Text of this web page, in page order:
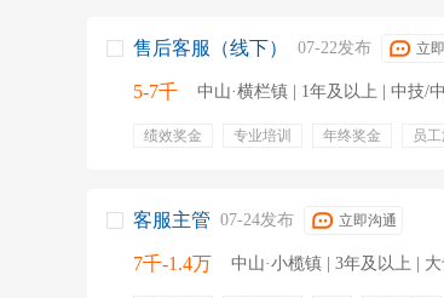
售后客服（线下） 07-22发布 立
5-7千 中山·横栏镇 | 1年及以上 | 中技/
绩效奖金 专业培训 年终奖金 员
客服主管 07-24发布 立即沟通
7千-1.4万 中山·小榄镇 | 3年及以上 |